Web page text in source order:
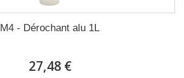
M4 - Dérochant alu 1L
27,48 €